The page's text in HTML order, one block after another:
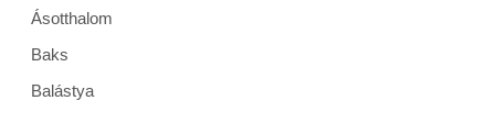
Ásotthalom
Baks
Balástya